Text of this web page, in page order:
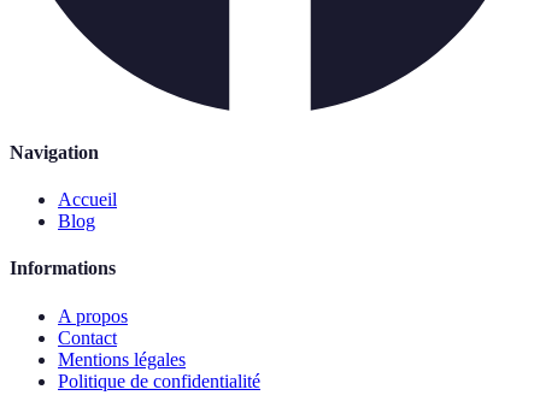
Navigation
Accueil
Blog
Informations
A propos
Contact
Mentions légales
Politique de confidentialité